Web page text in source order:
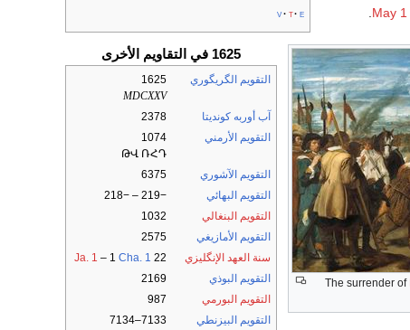
v t e
1625 في التقاويم الأخرى
التقويم الگريگوري
1625
MDCXXV
آب أوربه كونديتا
2378
التقويم الأرمني
1074
ԹՎ ՌՀԴ
التقويم الآشوري
6375
التقويم البهائي
−219 – −218
التقويم البنغالي
1032
التقويم الأمازيغي
2575
سنة العهد الإنگليزي
22
Ja. 1 – 1 Cha. 1
التقويم البوذي
2169
التقويم البورمي
987
التقويم البيزنطي
7133–7134
May 1